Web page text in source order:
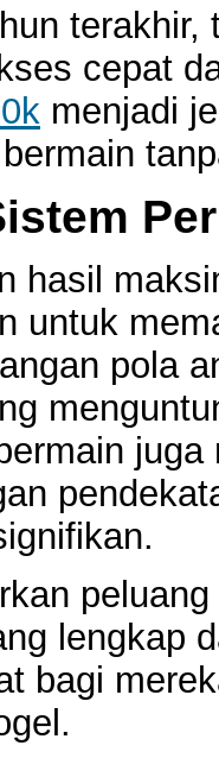
cepat
menjadi
hasil
untuk
pola
lengkap
bagi